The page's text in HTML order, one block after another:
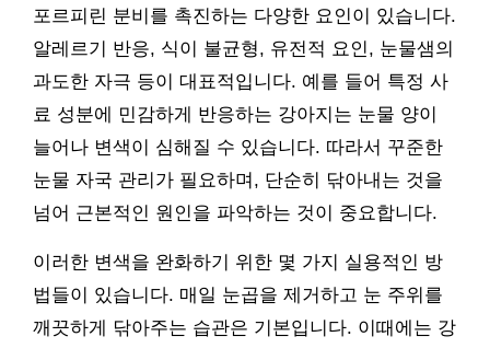
포르피린 분비를 촉진하는 다양한 요인이 있습니다.
알레르기 반응, 식이 불균형, 유전적 요인, 눈물샘의
과도한 자극 등이 대표적입니다. 예를 들어 특정 사
료 성분에 민감하게 반응하는 강아지는 눈물 양이
늘어나 변색이 심해질 수 있습니다. 따라서 꾸준한
눈물 자국 관리가 필요하며, 단순히 닦아내는 것을
넘어 근본적인 원인을 파악하는 것이 중요합니다.
이러한 변색을 완화하기 위한 몇 가지 실용적인 방
법들이 있습니다. 매일 눈곱을 제거하고 눈 주위를
깨끗하게 닦아주는 습관은 기본입니다. 이때에는 강